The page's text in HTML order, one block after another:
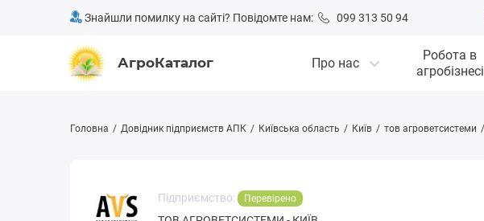
Знайшли помилку на сайті? Повідомте нам: 099 313 50 94
АгроКаталог Про нас
Робота в
агробізнесі
Головна Довідник підприємств АПК Київська область Київ тов агроветсистеми
Підприємство: Перевірено